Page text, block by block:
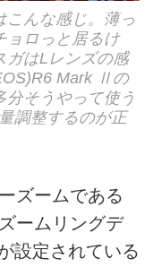
こんな感じ。薄っ
ョロっと居るけ
ガはLレンズの感
Mark Ⅱの
そうやって使う
調整するのが正
ズームである
ームリングデ
設定されている